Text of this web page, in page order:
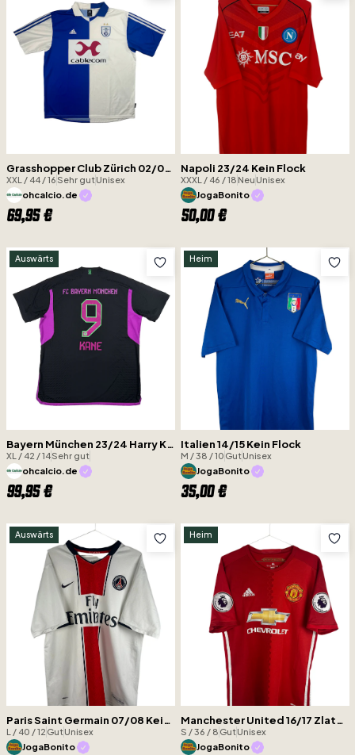
Grasshopper Club Zürich 02/04 Kein Flock
XXL / 44 / 16 Sehr gutUnisex
ohcalcio.de
69,95 €
Napoli 23/24 Kein Flock
XXXL / 46 / 18 Neu Unisex
JogaBonito
50,00 €
Auswärts
Bayern München 23/24 Harry Kane
XL / 42 / 14Sehr gut
ohcalcio.de
99,95 €
Heim
Italien 14/15 Kein Flock
M / 38 / 10 GutUnisex
JogaBonito
35,00 €
Auswärts
Paris Saint Germain 07/08 Kein Flock
L / 40 / 12 GutUnisex
JogaBonito
Heim
Manchester United 16/17 Zlatan Ibrahimovic
S / 36 / 8 GutUnisex
JogaBonito